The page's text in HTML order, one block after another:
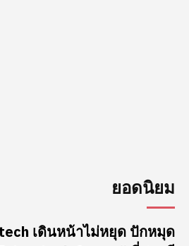
ยอดนิยม
เดินหน้าไม่หยุด ปักหมุด